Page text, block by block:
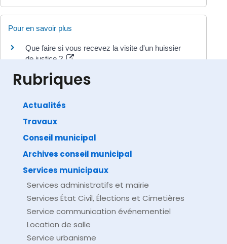
Pour en savoir plus
Que faire si vous recevez la visite d'un huissier
de justice ?
Direction de l'information légale et administrative
Rubriques
Actualités
Travaux
Conseil municipal
Archives conseil municipal
Services municipaux
Services administratifs et mairie
Services État Civil, Élections et Cimetières
Service communication événementiel
Location de salle
Service urbanisme